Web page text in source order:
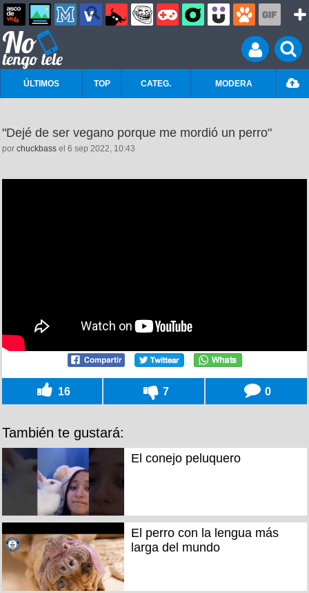
ÚLTIMOS TOP CATEG. MODERA
"Dejé de ser vegano porque me mordió un perro"
por chuckbass el 6 sep 2022, 10:43
16 7 0
También te gustará:
El conejo peluquero
El perro con la lengua más
larga del mundo